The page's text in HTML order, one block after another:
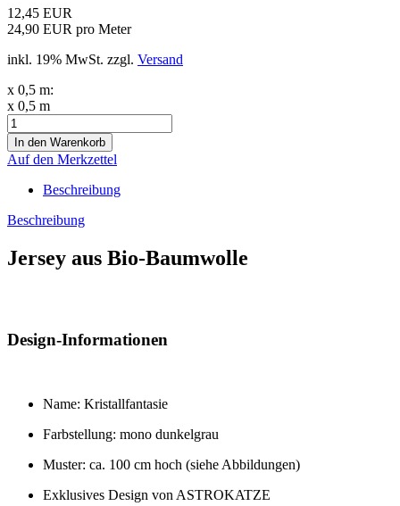
12,45 EUR
24,90 EUR pro Meter
inkl. 19% MwSt. zzgl. Versand
x 0,5 m:
x 0,5 m
Auf den Merkzettel
Beschreibung
Beschreibung
Jersey aus Bio-Baumwolle
Design-Informationen
Name: Kristallfantasie
Farbstellung: mono dunkelgrau
Muster: ca. 100 cm hoch (siehe Abbildungen)
Exklusives Design von ASTROKATZE